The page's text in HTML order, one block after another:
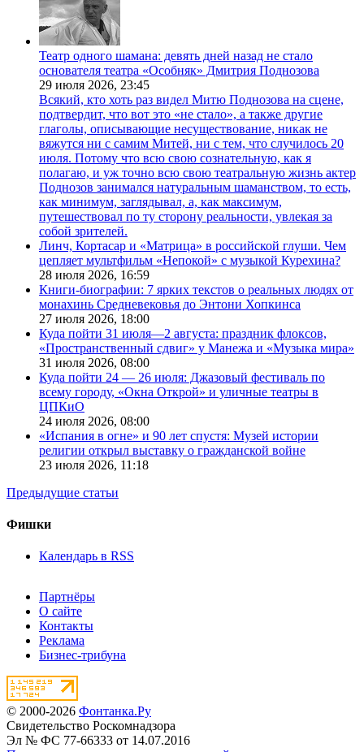
Театр одного шамана: девять дней назад не стало
основателя театра «Особняк» Дмитрия Поднозова
29 июля 2026, 23:45
Всякий, кто хоть раз видел Митю Поднозова на сцене,
подтвердит, что вот это «не стало», а также другие
глаголы, описывающие несуществование, никак не
вяжутся ни с самим Митей, ни с тем, что случилось 20
июля. Потому что всю свою сознательную, как я
полагаю, и уж точно всю свою театральную жизнь актер
Поднозов занимался натуральным шаманством, то есть,
как минимум, заглядывал, а, как максимум,
путешествовал по ту сторону реальности, увлекая за
собой зрителей.
Линч, Кортасар и «Матрица» в российской глуши. Чем
цепляет мультфильм «Непокой» с музыкой Курехина?
28 июля 2026, 16:59
Книги-биографии: 7 ярких текстов о реальных людях от
монахинь Средневековья до Энтони Хопкинса
27 июля 2026, 18:00
Куда пойти 31 июля—2 августа: праздник флоксов,
«Пространственный сдвиг» у Манежа и «Музыка мира»
31 июля 2026, 08:00
Куда пойти 24 — 26 июля: Джазовый фестиваль по
всему городу, «Окна Открой» и уличные театры в
ЦПКиО
24 июля 2026, 08:00
«Испания в огне» и 90 лет спустя: Музей истории
религии открыл выставку о гражданской войне
23 июля 2026, 11:18
Предыдущие статьи
Фишки
Календарь в RSS
Партнёры
О сайте
Контакты
Реклама
Бизнес-трибуна
© 2000-2026 Фонтанка.Ру
Свидетельство Роскомнадзора
Эл № ФС 77-66333 от 14.07.2016